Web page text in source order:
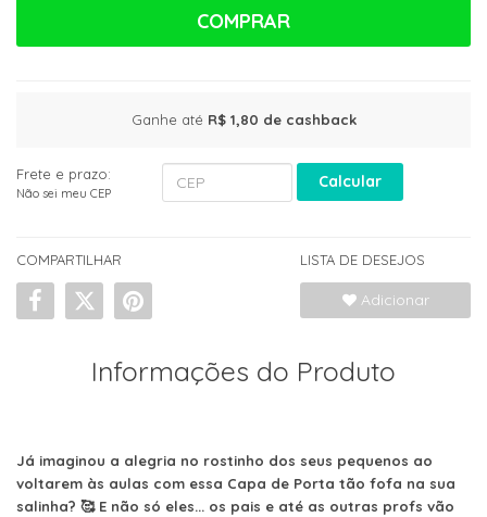
COMPRAR
Ganhe até R$ 1,80 de cashback
Frete e prazo:
Não sei meu CEP
Calcular
COMPARTILHAR LISTA DE DESEJOS
Adicionar
Informações do Produto
Já imaginou a alegria no rostinho dos seus pequenos ao
voltarem às aulas com essa Capa de Porta tão fofa na sua
salinha? 🥰 E não só eles... os pais e até as outras profs vão